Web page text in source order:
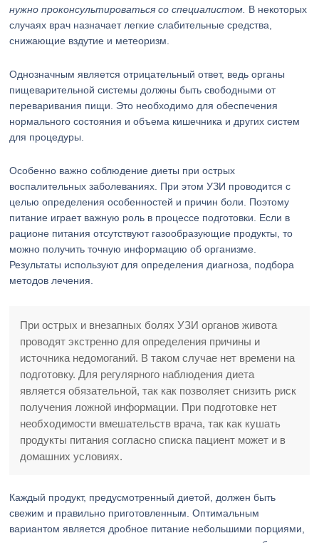
нужно проконсультироваться со специалистом. В некоторых
случаях врач назначает легкие слабительные средства,
снижающие вздутие и метеоризм.
Однозначным является отрицательный ответ, ведь органы
пищеварительной системы должны быть свободными от
переваривания пищи. Это необходимо для обеспечения
нормального состояния и объема кишечника и других систем
для процедуры.
Особенно важно соблюдение диеты при острых
воспалительных заболеваниях. При этом УЗИ проводится с
целью определения особенностей и причин боли. Поэтому
питание играет важную роль в процессе подготовки. Если в
рационе питания отсутствуют газообразующие продукты, то
можно получить точную информацию об организме.
Результаты используют для определения диагноза, подбора
методов лечения.
При острых и внезапных болях УЗИ органов живота
проводят экстренно для определения причины и
источника недомоганий. В таком случае нет времени на
подготовку. Для регулярного наблюдения диета
является обязательной, так как позволяет снизить риск
получения ложной информации. При подготовке нет
необходимости вмешательств врача, так как кушать
продукты питания согласно списка пациент может и в
домашних условиях.
Каждый продукт, предусмотренный диетой, должен быть
свежим и правильно приготовленным. Оптимальным
вариантом является дробное питание небольшими порциями,